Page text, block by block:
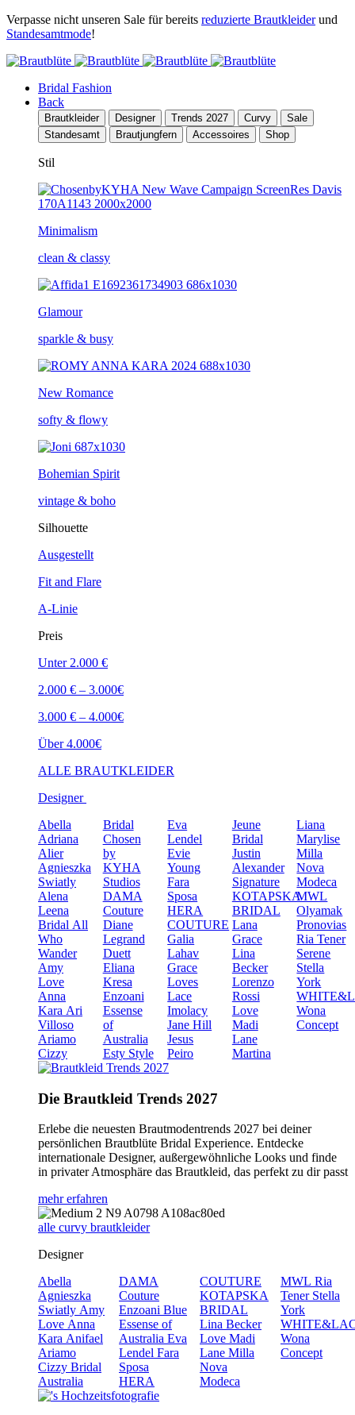
Verpasse nicht unseren Sale für bereits reduzierte Brautkleiderund
Standesamtmode!
Bridal Fashion
Back
Brautkleider Designer Trends 2027 Curvy
Sale
Standesamt
Brautjungfern Accessoires Shop
Stil
Minimalism
clean & classy
Glamour
sparkle & busy
New Romance
softy & flowy
Bohemian Spirit
vintage & boho
Silhouette
Ausgestellt
Fit and Flare
A-Linie
Preis
Unter 2.000 €
2.000 € – 3.000€
3.000 € – 4.000€
Über 4.000€
ALLE BRAUTKLEIDER
Designer
Abella
Adriana
Alier
Agnieszka
Swiatly
Alena
Leena
Bridal All
Who
Wander
Amy
Love
Anna
Kara Ari
Villoso
Ariamo
Cizzy
Bridal
Chosen
by
KYHA
Studios
DAMA
Couture
Diane
Legrand
Duett
Eliana
Kresa
Enzoani
Essense
of
Australia
Esty Style
Eva
Lendel
Evie
Young
Fara
Sposa
HERA
COUTURE
Galia
Lahav
Grace
Loves
Lace
Imolacy
Jane Hill
Jesus
Peiro
Jeune
Bridal
Justin
Alexander
Signature
KOTAPSKA
BRIDAL
Lana
Grace
Lina
Becker
Lorenzo
Rossi
Love
Madi
Lane
Martina
Liana
Marylise
Milla
Nova
Modeca
MWL
Olyamak
Pronovias
Ria Tener
Serene
Stella
York
Wona
Concept
Die Brautkleid Trends 2027
Erlebe die neuesten Brautmodentrends 2027 bei deiner
persönlichen Brautblüte Bridal Experience. Entdecke
internationale Designer, außergewöhnliche Looks und finde
in privater Atmosphäre das Brautkleid, das perfekt zu dir passt
mehr erfahren
alle curvy brautkleider
Designer
Abella
Agnieszka
Swiatly Amy
Love Anna
Kara Anifael
Ariamo
Cizzy Bridal
Australia
DAMA
Couture
Enzoani Blue
Essense of
Australia Eva
Lendel Fara
Sposa
HERA
COUTURE
KOTAPSKA
BRIDAL
Lina Becker
Love Madi
Lane Milla
Nova
Modeca
MWL Ria
Tener Stella
York
Wona
Concept